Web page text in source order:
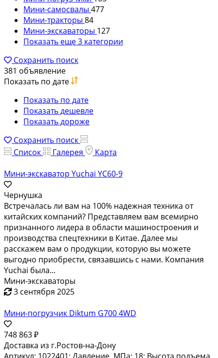
Мини-самосвалы 477
Мини-тракторы 84
Мини-экскаваторы 127
Показать еще 3 категории
Сохранить поиск
381 объявление
Показать по дате
Показать по дате
Показать дешевле
Показать дороже
Сохранить поиск
Список
Галерея
Карта
Мини-экскаватор Yuchai YC60-9
Чернушка
Встречалась ли вам на 100% надежная техника от
китайских компаний? Представляем вам всемирно
признанного лидера в области машиностроения и
производства спецтехники в Китае. Далее мы
расскажем вам о продукции, которую вы можете
выгодно приобрести, связавшись с нами. Компания
Yuchai была...
Мини-экскаваторы
3 сентября 2025
Мини-погрузчик Diktum G700 4WD
748 863 ₽
Доставка из г.Ростов-на-Дону